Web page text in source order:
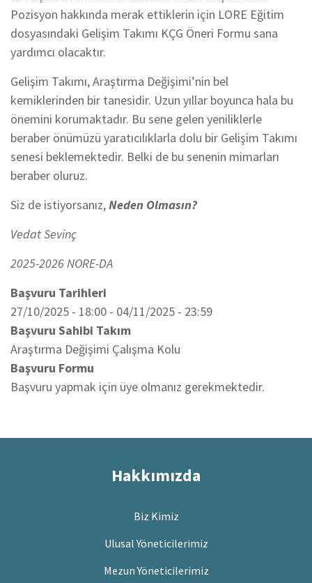
Pozisyon hakkında merak ettiklerin için LORE Eğitim
dosyasındaki Gelişim Takımı KÇG Öneri Formu sana
yardımcı olacaktır.
Gelişim Takımı, Araştırma Değişimi’nin bel
kemiklerinden bir tanesidir. Uzun yıllar boyunca hala bu
önemini korumaktadır. Bu sene gelen yeniliklerle
beraber önümüzü yaratıcılıklarla dolu bir Gelişim Takımı
senesi beklemektedir. Belki de bu senenin mimarları
beraber oluruz.
Siz de istiyorsanız,Neden Olmasın?
Vedat Sevinç
2025-2026 NORE-DA
Başvuru Tarihleri
27/10/2025 - 18:00 - 04/11/2025 - 23:59
Başvuru Sahibi Takım
Araştırma Değişimi Çalışma Kolu
Başvuru Formu
Başvuru yapmak için üye olmanız gerekmektedir.
Hakkımızda
Biz Kimiz
Ulusal Yöneticilerimiz
Mezun Yöneticilerimiz